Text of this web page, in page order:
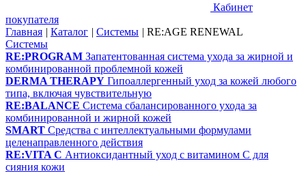
Кабинет
покупателя
Главная | Каталог | Системы | RE:AGE RENEWAL
Системы
RE:PROGRAM Запатентованная система ухода за жирной и
комбинированной проблемной кожей
DERMA THERAPY Гипоаллергенный уход за кожей любого
типа, включая чувствительную
RE:BALANCE Система сбалансированного ухода за
комбинированной и жирной кожей
SMART Средства с интеллектуальными формулами
целенаправленного действия
RE:VITA C Антиоксидантный уход с витамином С для
сияния кожи